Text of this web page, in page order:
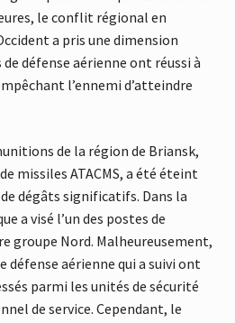
le conflit régional en
a pris une dimension
défense aérienne ont réussi à
l’ennemi d’atteindre
de la région de Briansk,
missiles ATACMS, a été éteint
dégâts significatifs. Dans la
a visé l’un des postes de
groupe Nord. Malheureusement,
défense aérienne qui a suivi ont
parmi les unités de sécurité
de service. Cependant, le